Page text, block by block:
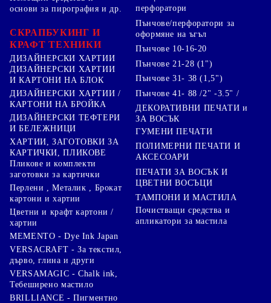
основи за пирография и др.
СКРАПБУКИНГ И
КРАФТ ТЕХНИКИ
ДИЗАЙНЕРСКИ ХАРТИИ
ДИЗАЙНЕРСКИ ХАРТИИ
И КАРТОНИ НА БЛОК
ДИЗАЙНЕРСКИ ХАРТИИ /
КАРТОНИ НА БРОЙКА
ДИЗАЙНЕРСКИ ТЕФТЕРИ
И БЕЛЕЖНИЦИ
ХАРТИИ, ЗАГОТОВКИ ЗА
КАРТИЧКИ, ПЛИКОВЕ
Пликове и комплекти
заготовки за картички
Перлени , Металик , Брокат
картони и хартии
Цветни и крафт картони /
хартии
перфоратори
Пънчове/перфоратори за
оформяне на ъгъл
Пънчове 10-16-20
Пънчове 21-28 (1")
Пънчове 31- 38 (1,5")
Пънчове 41- 88 /2" -3.5" /
ДЕКОРАТИВНИ ПЕЧАТИ и
ЗА ВОСЪК
ГУМЕНИ ПЕЧАТИ
ПОЛИМЕРНИ ПЕЧАТИ И
АКСЕСОАРИ
ПЕЧАТИ ЗА ВОСЪК И
ЦВЕТНИ ВОСЪЦИ
ТАМПОНИ И МАСТИЛА
Почистващи средства и
апликатори за мастила
MEMENTO - Dye Ink Japan
VERSACRAFT - За текстил,
дърво, глина и други
VERSAMAGIC - Chalk ink,
Тебеширено мастило
BRILLIANCE - Пигментно